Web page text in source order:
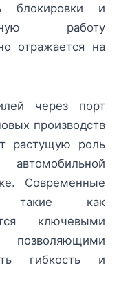
блокировки и
работу
отражается на
через порт
производств
растущую роль
Современные
такие как
ключевыми
гибкость и